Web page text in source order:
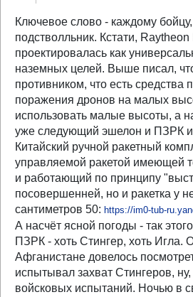
Ключевое слово - каждому бойцу,
подстволльник. Кстати,
проектировалась как
наземных целей. Выше писал,
противником, что есть
поражения дронов на малых
использовать малые высоты, а
уже следующий эшелон и ПЗРК и
Китайский ручной ракетный
управляемой ракетой имеющей
и работающий по принципу
посовершенней, но и ракетка у
сантиметров 50: https://im0-tub-
А насчёт ясной погоды - так
ПЗРК - хоть Стингер, хоть Игла.
Афганистане довелось
испытывал захват Стингеров,
войсковых испытаний. Ночью в